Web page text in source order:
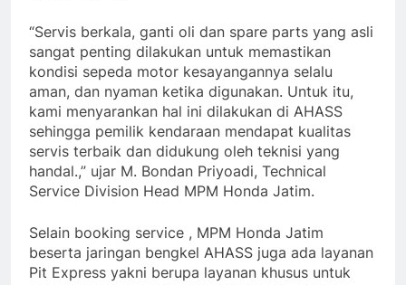
“Servis berkala, ganti oli dan spare parts yang asli
sangat penting dilakukan untuk memastikan
kondisi sepeda motor kesayangannya selalu
aman, dan nyaman ketika digunakan. Untuk itu,
kami menyarankan hal ini dilakukan di AHASS
sehingga pemilik kendaraan mendapat kualitas
servis terbaik dan didukung oleh teknisi yang
handal.,” ujar M. Bondan Priyoadi, Technical
Service Division Head MPM Honda Jatim.
Selain booking service , MPM Honda Jatim
beserta jaringan bengkel AHASS juga ada layanan
Pit Express yakni berupa layanan khusus untuk